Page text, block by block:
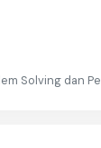
Solving dan